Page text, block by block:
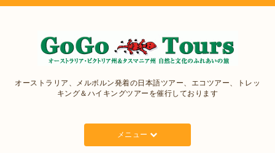
オーストラリア、メルボルン発着の日本語ツアー、エコツアー、トレッ
キング＆ハイキングツアーを催行しております
メニュー